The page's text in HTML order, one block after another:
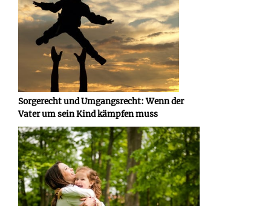
Sorgerecht und Umgangsrecht: Wenn der
Vater um sein Kind kämpfen muss